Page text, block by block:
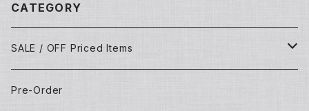
CATEGORY
SALE / OFF Priced Items
Dead Stocks
Pre-Order